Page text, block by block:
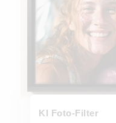
KI Foto-Filter